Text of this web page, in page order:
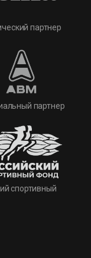
партнер
партнер
спортивный